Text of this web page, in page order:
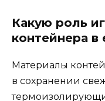
Какую роль
контейнера в
Материалы
в сохранении